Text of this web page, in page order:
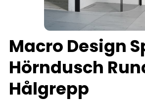
Macro Design
Hörndusch
Hålgrepp